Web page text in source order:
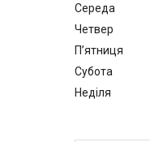
Середа
Четвер
Пʼятниця
Субота
Неділя